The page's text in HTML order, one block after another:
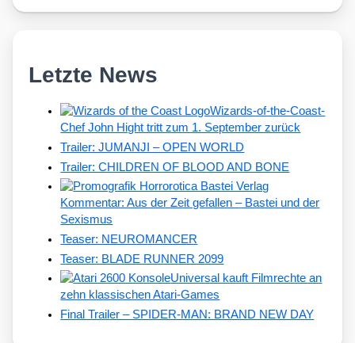
Letzte News
Wizards-of-the-Coast-
Chef John Hight tritt zum 1. September zurück
Trailer: JUMANJI – OPEN WORLD
Trailer: CHILDREN OF BLOOD AND BONE
Kommentar: Aus der Zeit gefallen – Bastei und der
Sexismus
Teaser: NEUROMANCER
Teaser: BLADE RUNNER 2099
Universal kauft Filmrechte an
zehn klassischen Atari-Games
Final Trailer – SPIDER-MAN: BRAND NEW DAY